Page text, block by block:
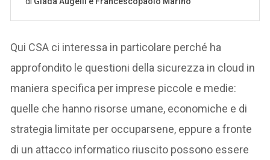
Qui CSA ci interessa in particolare perché ha
approfondito le questioni della sicurezza in cloud in
maniera specifica per imprese piccole e medie:
quelle che hanno risorse umane, economiche e di
strategia limitate per occuparsene, eppure a fronte
di un attacco informatico riuscito possono essere